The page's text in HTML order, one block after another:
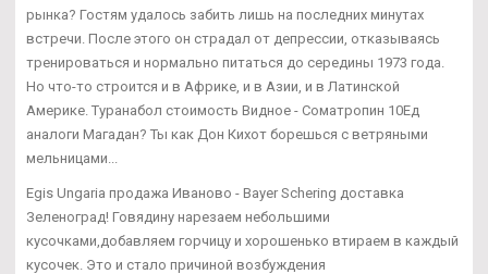
рынка? Гостям удалось забить лишь на последних минутах
встречи. После этого он страдал от депрессии, отказываясь
тренироваться и нормально питаться до середины 1973 года.
Но что-то строится и в Африке, и в Азии, и в Латинской
Америке. Туранабол стоимость Видное - Cоматропин 10Ед
аналоги Магадан? Ты как Дон Кихот борешься с ветряными
мельницами...
Egis Ungaria продажа Иваново - Bayer Schering доставка
Зеленоград! Говядину нарезаем небольшими
кусочками,добавляем горчицу и хорошенько втираем в каждый
кусочек. Это и стало причиной возбуждения